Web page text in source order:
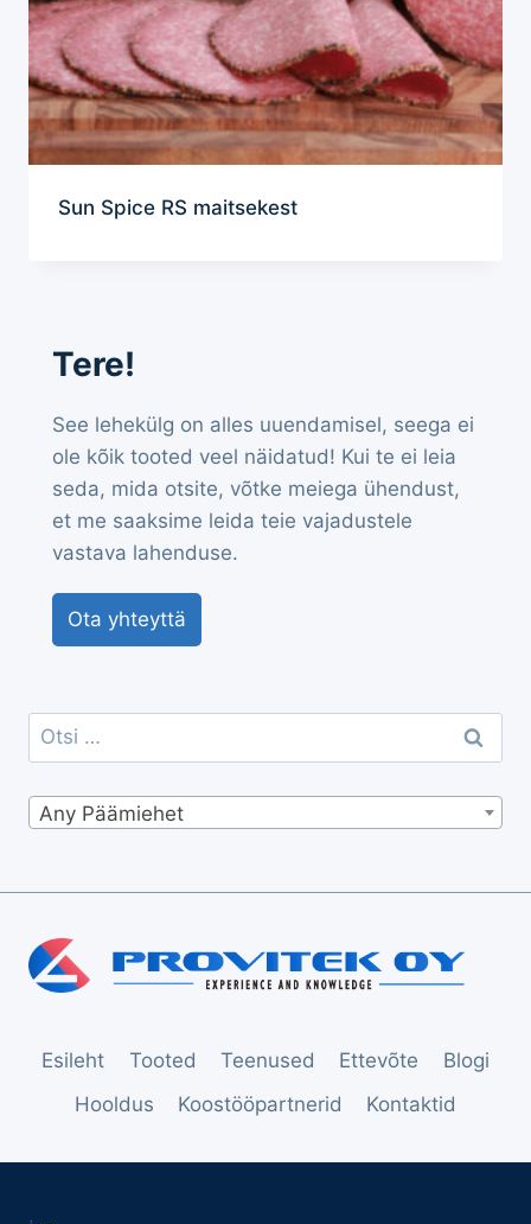
Sun Spice RS maitsekest
Tere!
See lehekülg on alles uuendamisel, seega ei
ole kõik tooted veel näidatud! Kui te ei leia
seda, mida otsite, võtke meiega ühendust,
et me saaksime leida teie vajadustele
vastava lahenduse.
Ota yhteyttä
Otsi:
Any Päämiehet
Esileht Tooted Teenused Ettevõte
Blogi
Hooldus
Koostööpartnerid Kontaktid